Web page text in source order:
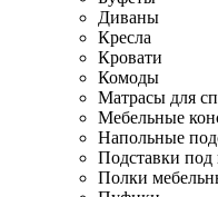
Диваны
Кресла
Кровати
Комоды
Матрасы для
Мебельные
Напольные
Подставки под
Полки